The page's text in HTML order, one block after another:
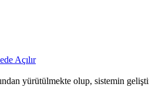
Açılır
yürütülmekte olup, sistemin